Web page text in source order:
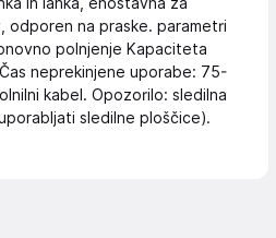
odporen na praske. parametri
polnjenje Kapaciteta
neprekinjene uporabe: 75-
kabel. Opozorilo: sledilna
sledilne ploščice).